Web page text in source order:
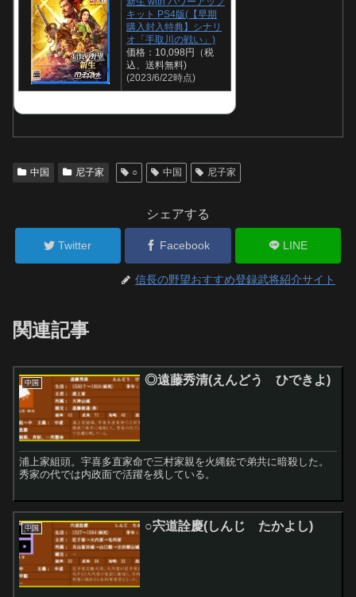
キット PS4版(【早期
購入封入特典】シナリ
オ「手取川の戦い」)
価格：10,098円（税
込、送料無料)
(2023/6/22時点)
中国 尼子家 ○ 中国 尼子家
シェアする
Twitter Facebook LINE
信長の野望おすすめ登録武将紹介サイト
関連記事
中国 ◎遠藤秀清(えんどう ひできよ)
浦上家組頭。宇喜多直家命で三村家親を火縄銃で弟共に暗殺した。
秀家の代では内政面で活躍を残している。
中国 ○宍道詮慶(しんじ たかよし)